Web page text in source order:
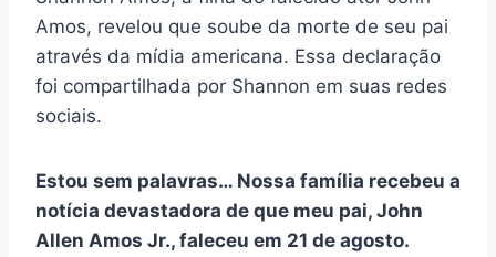
Amos, revelou que soube da morte de seu pai
através da mídia americana. Essa declaração
foi compartilhada por Shannon em suas redes
sociais.
Estou sem palavras… Nossa família recebeu a
notícia devastadora de que meu pai, John
Allen Amos Jr., faleceu em 21 de agosto.